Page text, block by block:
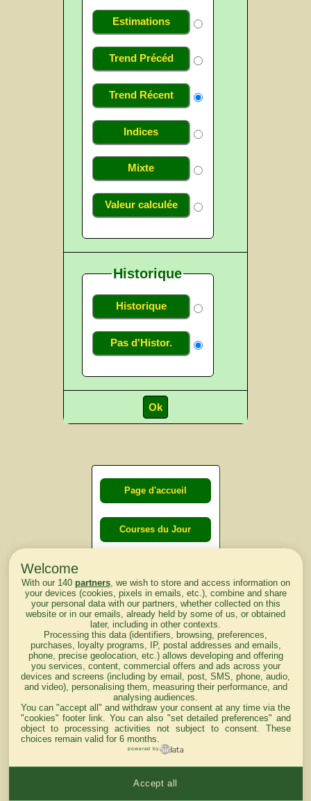
Estimations
Trend Précéd
Trend Récent
Indices
Mixte
Valeur calculée
Historique
Historique
Pas d'Histor.
Page d'accueil
Courses du Jour
lendemain
Courses
d'aujourd'hui
Haut de Page
Mentions légales du site
Welcome
With our 140 partners, we wish to store and access information on
your devices (cookies, pixels in emails, etc.), combine and share
your personal data with our partners, whether collected on this
website or in our emails, already held by some of us, or obtained
later, including in other contexts.
Processing this data (identifiers, browsing, preferences,
purchases, loyalty programs, IP, postal addresses and emails,
phone, precise geolocation, etc.) allows developing and offering
you services, content, commercial offers and ads across your
devices and screens (including by email, post, SMS, phone, audio,
and video), personalising them, measuring their performance, and
analysing audiences.
You can "accept all" and withdraw your consent at any time via the
"cookies" footer link . You can also "set detailed preferences" and
object to processing activities not subject to consent. These
choices remain valid for 6 months.
powered by
Accept all